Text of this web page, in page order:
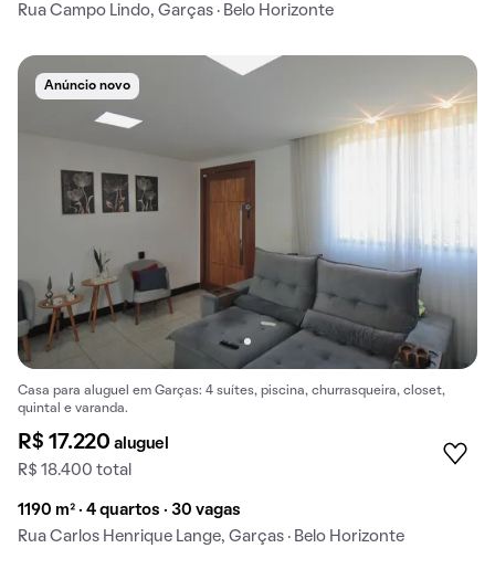
Rua Campo Lindo, Garças · Belo Horizonte
Anúncio novo
Casa para aluguel em Garças: 4 suítes, piscina, churrasqueira, closet,
quintal e varanda.
R$ 17.220aluguel
R$ 18.400 total
1190 m² · 4 quartos · 30 vagas
Rua Carlos Henrique Lange, Garças · Belo Horizonte